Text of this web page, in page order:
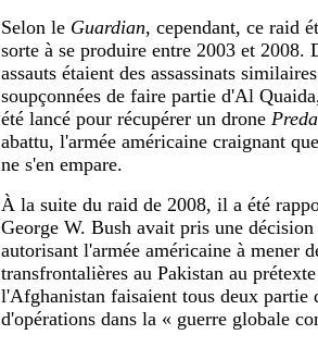
Selon le Guardian, cependant, ce raid
sorte à se produire entre 2003 et 2008.
assauts étaient des assassinats
soupçonnées de faire partie d'Al
été lancé pour récupérer un drone
abattu, l'armée américaine craignant
ne s'en empare.
À la suite du raid de 2008, il a été
George W. Bush avait pris une
autorisant l'armée américaine à mener
transfrontalières au Pakistan au
l'Afghanistan faisaient tous deux partie
d'opérations dans la « guerre globale